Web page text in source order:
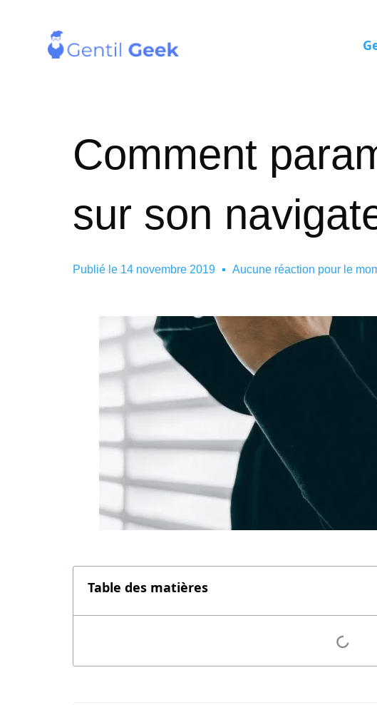
Comment
sur son
Publié le 14 novembre 2019 Aucune réaction pour le
Table des matières